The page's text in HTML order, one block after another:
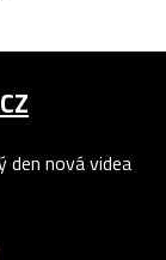
den nová videa